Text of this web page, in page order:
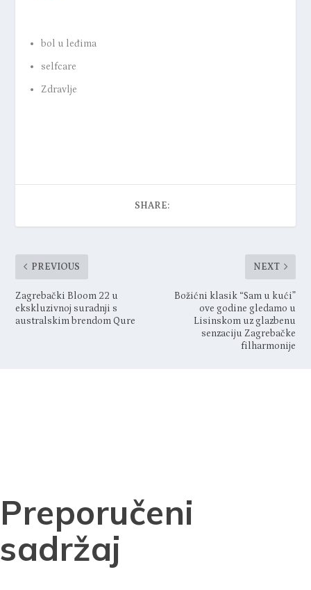
bol u leđima
selfcare
Zdravlje
SHARE:
PREVIOUS
Zagrebački Bloom 22 u
ekskluzivnoj suradnji s
australskim brendom Qure
NEXT
Božićni klasik “Sam u kući”
ove godine gledamo u
Lisinskom uz glazbenu
senzaciju Zagrebačke
filharmonije
Preporučeni
sadržaj